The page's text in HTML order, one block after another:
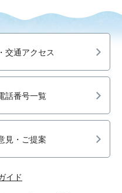
交通アクセス
話番号一覧
見・ご提案
イド